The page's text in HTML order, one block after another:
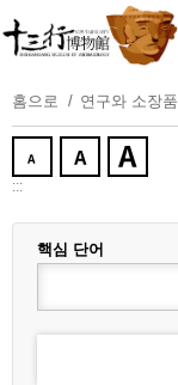
요
용
보
홈으로 연구와 소장품
:::
핵심 단어